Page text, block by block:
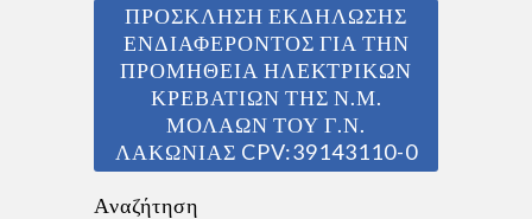
ΠΡΟΣΚΛΗΣΗ ΕΚΔΗΛΩΣΗΣ
ΕΝΔΙΑΦΕΡΟΝΤΟΣ ΓΙΑ ΤΗΝ
ΠΡΟΜΗΘΕΙΑ ΗΛΕΚΤΡΙΚΩΝ
ΚΡΕΒΑΤΙΩΝ ΤΗΣ Ν.Μ.
ΜΟΛΑΩΝ ΤΟΥ Γ.Ν.
ΛΑΚΩΝΙΑΣ CPV:39143110-0
Αναζήτηση